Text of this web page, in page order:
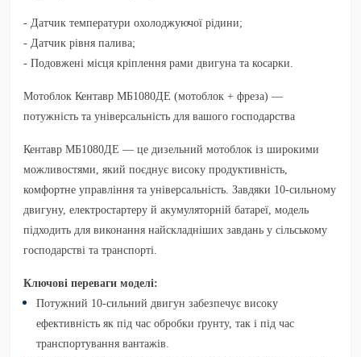
- Датчик температури охолоджуючої рідини;
- Датчик рівня палива;
- Подовжені місця кріплення рами двигуна та косарки.
Мотоблок Кентавр МБ1080ДЕ (мотоблок + фреза) —
потужність та універсальність для вашого господарства
Кентавр МБ1080ДЕ — це дизельний мотоблок із широкими
можливостями, який поєднує високу продуктивність,
комфортне управління та універсальність. Завдяки 10-сильному
двигуну, електростартеру й акумуляторній батареї, модель
підходить для виконання найскладніших завдань у сільському
господарстві та транспорті.
Ключові переваги моделі:
Потужний 10-сильний двигун забезпечує високу
ефективність як під час обробки ґрунту, так і під час
транспортування вантажів.